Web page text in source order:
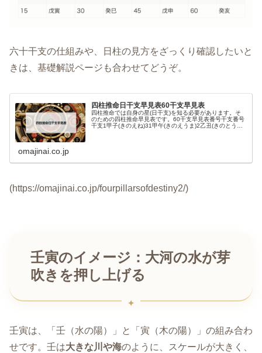
六十干支の仕組みや、日柱の見方をざっくり確認したいと
きは、基礎解説ページも合わせてどうぞ。
四柱推命日干支早見表60干支早見表
四柱推命では自身の星(日干支)を知る必要があります。そ
のための四柱推命早見表です。60干支早見表番号干支番号
干支1甲子(きのえね)31甲午(きのえうま)2乙丑(きのとう
omajinai.co.jp
(https://omajinai.co.jp/fourpillarsofdestiny2/)
壬寅のイメージ：大河の水が芽
吹きを押し上げる
壬寅は、「壬（水の陽）」と「寅（木の陽）」の組み合わ
せです。壬は大きな川や海のように、スケールが大きく、